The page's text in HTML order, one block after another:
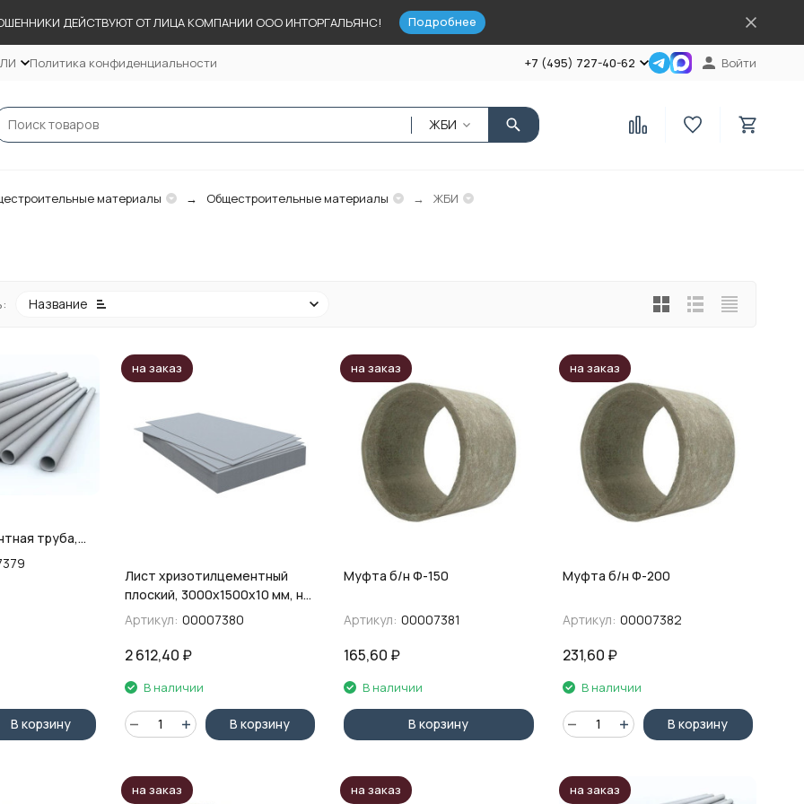
ДЕЙСТВУЮТ ОТ ЛИЦА КОМПАНИИ ООО ИНТОРГАЛЬЯНС! Подробнее
Политика конфиденциальности +7 (495) 727-40-62 Войти
ЖБИ
материалы Общестроительные материалы ЖБИ
Название
труба,
В корзину
на заказ
Лист хризотилцементный
плоский, 3000х1500х10 мм, н/
п
Артикул: 00007380
2 612,40 ₽
В наличии
В корзину
на заказ
Муфта б/н Ф-150
Артикул: 00007381
165,60 ₽
В наличии
В корзину
на заказ
Муфта б/н Ф-200
Артикул: 00007382
231,60 ₽
В наличии
В корзину
на заказ на заказ на заказ